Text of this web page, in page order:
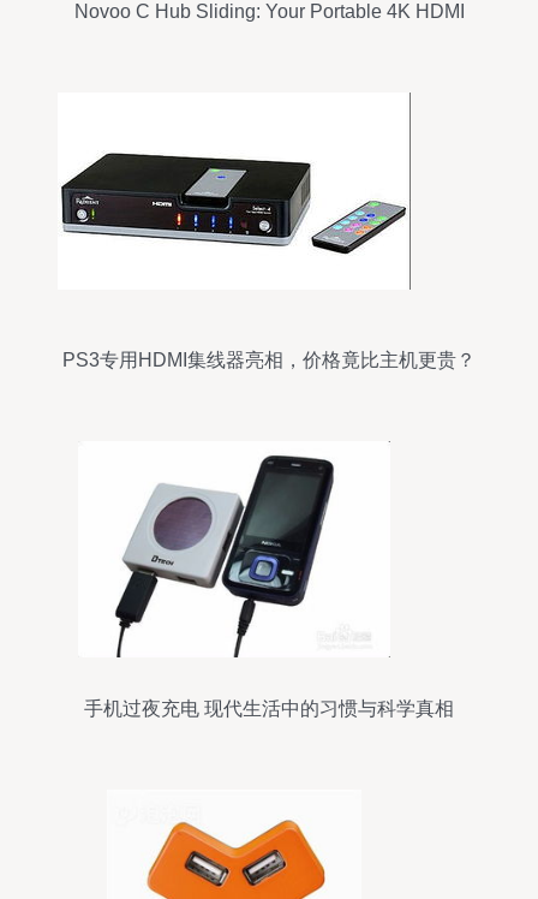
Novoo C Hub Sliding: Your Portable 4K HDMI
PS3专用HDMI集线器亮相，价格竟比主机更贵？
手机过夜充电 现代生活中的习惯与科学真相